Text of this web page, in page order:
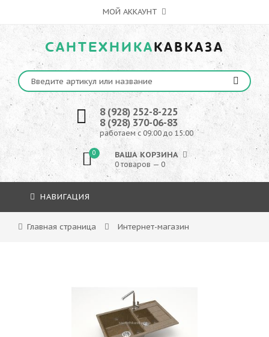
МОЙ АККАУНТ
САНТЕХНИКАКАВКАЗА
8 (928) 252-8-225
8 (928) 370-06-83
работаем с 09:00 до 15:00
0 ВАША КОРЗИНА
0 товаров — 0
НАВИГАЦИЯ
Главная страница Интернет-магазин